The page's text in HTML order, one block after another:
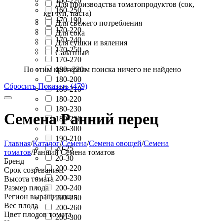
160-250
170-190
170-220
170-240
170-250
170-270
180--220
180-200
180-210
180-220
180-230
180-250
180-300
190-210
20-25
20-30
200-220
200-230
200-240
200-250
200-260
200-300
Для производства томатопродуктов (сок,
кетчуп, паста)
Для свежего потребления
Для сока
Для сушки и вяления
Салатный
По этим критериям поиска ничего не найдено
Сбросить Показать (479)
Семена Ранний перец
Главная/Каталог/Семена/Семена овощей/Семена
томатов/Ранний Семена томатов
Бренд
Срок созревания1
Высота томата
Размер плода
Регион выращивания
Вес плода
Цвет плодов томата